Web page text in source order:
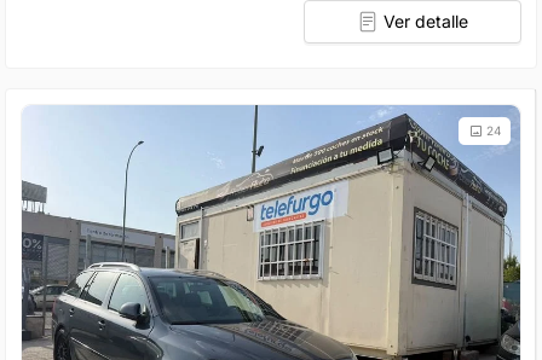
Ver detalle
24